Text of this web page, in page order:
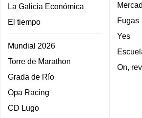
La Galicia Económica
El tiempo
Mundial 2026
Torre de Marathon
Grada de Río
Opa Racing
CD Lugo
Fugas
Yes
On,